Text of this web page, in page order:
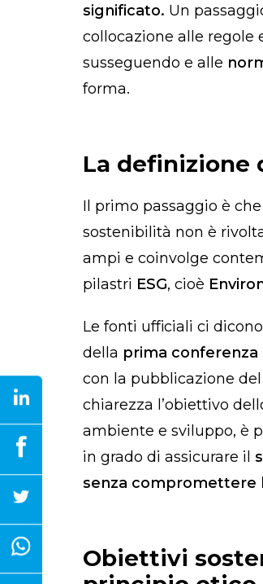
significato. Un
collocazione alle regole
susseguendo e alle
forma.
La definizione
Il primo passaggio è
sostenibilità non è
ampi e coinvolge
pilastri ESG, cioè
Le fonti ufficiali ci
della prima conferenza
con la pubblicazione
chiarezza l’obiettivo
ambiente e sviluppo, è
in grado di assicurare il
senza compromettere
Obiettivi